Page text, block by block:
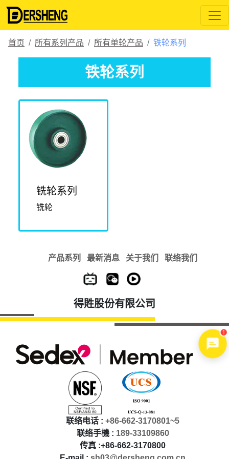
首页 所有系列产品 所有单轮产品 铁轮系列
铁轮系列
铣轮系列
铣轮
产品系列 最新消息 关于我们 联络我们
得貹股份有限公司
联络电话 : +86-662-3170801~5
联络手機 : 189-33109860
传真 :+86-662-3170800
1